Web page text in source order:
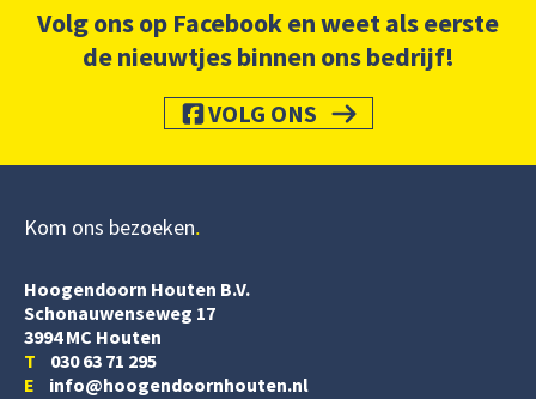
Volg ons op Facebook en weet als eerste
de nieuwtjes binnen ons bedrijf!
VOLG ONS
Kom ons bezoeken
Hoogendoorn Houten B.V.
Schonauwenseweg 17
3994 MC Houten
T 030 63 71 295
E info@hoogendoornhouten.nl